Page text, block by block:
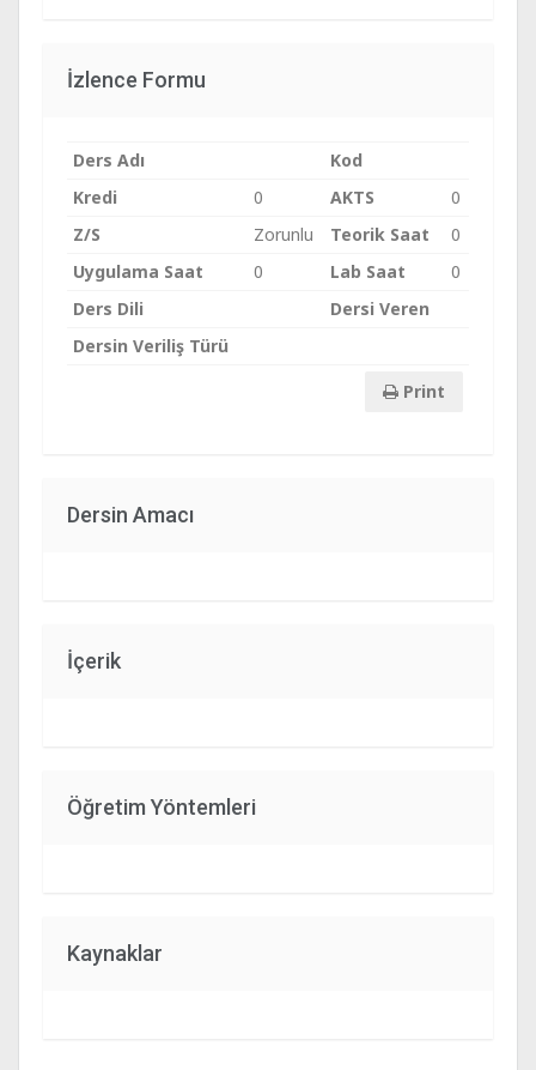
İzlence Formu
Ders Adı
Kod
Kredi
0 AKTS
0
Z/S
Zorunlu Teorik Saat
0
Uygulama Saat
0 Lab Saat
0
Ders Dili
Dersi Veren
Dersin Veriliş Türü
Print
Dersin Amacı
İçerik
Öğretim Yöntemleri
Kaynaklar